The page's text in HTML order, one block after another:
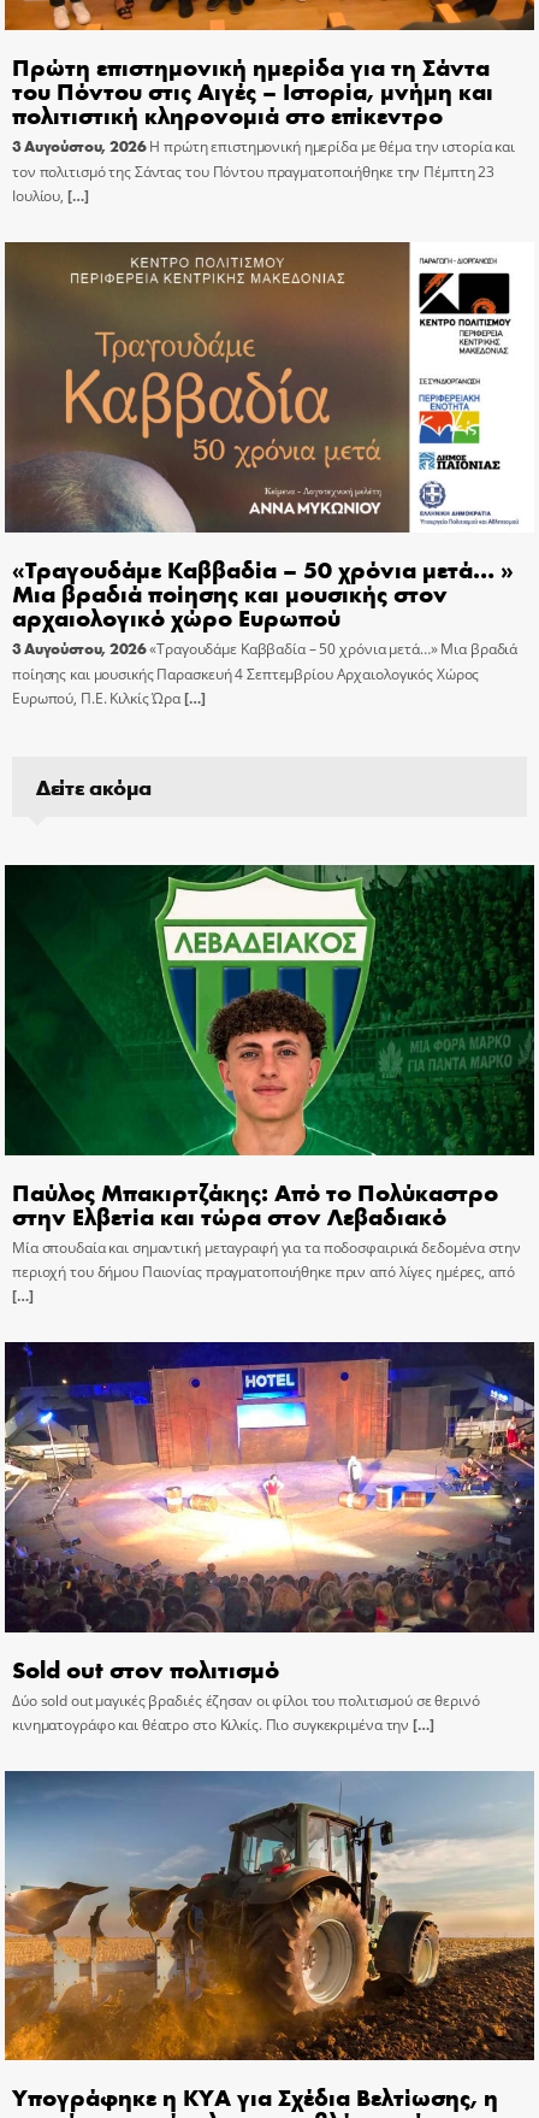
Πρώτη επιστημονική ημερίδα για τη Σάντα
του Πόντου στις Αιγές – Ιστορία, μνήμη και
πολιτιστική κληρονομιά στο επίκεντρο
3 Αυγούστου, 2026 Η πρώτη επιστημονική ημερίδα με θέμα την ιστορία και
τον πολιτισμό της Σάντας του Πόντου πραγματοποιήθηκε την Πέμπτη 23
Ιουλίου, […]
«Τραγουδάμε Καββαδία – 50 χρόνια μετά… »
Μια βραδιά ποίησης και μουσικής στον
αρχαιολογικό χώρο Ευρωπού
3 Αυγούστου, 2026«Τραγουδάμε Καββαδία – 50 χρόνια μετά…» Μια βραδιά
ποίησης και μουσικής Παρασκευή 4 Σεπτεμβρίου Αρχαιολογικός Χώρος
Ευρωπού, Π.Ε. Κιλκίς Ώρα[…]
Δείτε ακόμα
Παύλος Μπακιρτζάκης: Από το Πολύκαστρο
στην Ελβετία και τώρα στον Λεβαδιακό
Μία σπουδαία και σημαντική μεταγραφή για τα ποδοσφαιρικά δεδομένα στην
περιοχή του δήμου Παιονίας πραγματοποιήθηκε πριν από λίγες ημέρες, από
[…]
Sold out στον πολιτισμό
Δύο sold out μαγικές βραδιές έζησαν οι φίλοι του πολιτισμού σε θερινό
κινηματογράφο και θέατρο στο Κιλκίς. Πιο συγκεκριμένα την […]
Υπογράφηκε η ΚΥΑ για Σχέδια Βελτίωσης, η